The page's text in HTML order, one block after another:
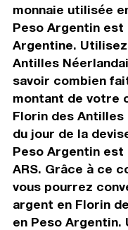
monnaie utilisée
Peso Argentin est
Argentine.
Antilles
savoir combien
montant de votre
Florin des Antilles
du jour de la
Peso Argentin est
ARS. Grâce à ce
vous pourrez
argent en Florin
en Peso